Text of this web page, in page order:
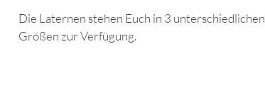
Die Laternen stehen Euch in 3 unterschiedlichen
Größen zur Verfügung.